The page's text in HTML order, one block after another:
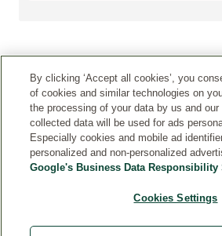
KONTAKT
PRAVNA OBAVEŠTENJA
By clicking ‘Accept all cookies’, you
of cookies and similar technologies on
the processing of your data by us and our
collected data will be used for ads
Especially cookies and mobile ad
personalized and non-personalized
Google's Business Data Responsibility
Cookies Settings